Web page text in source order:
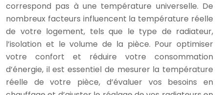
correspond pas à une température universelle. De
nombreux facteurs influencent la température réelle
de votre logement, tels que le type de radiateur,
l’isolation et le volume de la pièce. Pour optimiser
votre confort et réduire votre consommation
d’énergie, il est essentiel de mesurer la température
réelle de votre pièce, d’évaluer vos besoins en